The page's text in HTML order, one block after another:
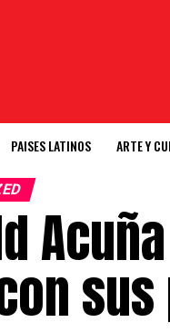
PAISES LATINOS ARTE Y